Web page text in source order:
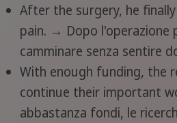
After the surgery, he finally
pain. → Dopo l'operazione
camminare senza sentire
With enough funding, the
continue their important
abbastanza fondi, le